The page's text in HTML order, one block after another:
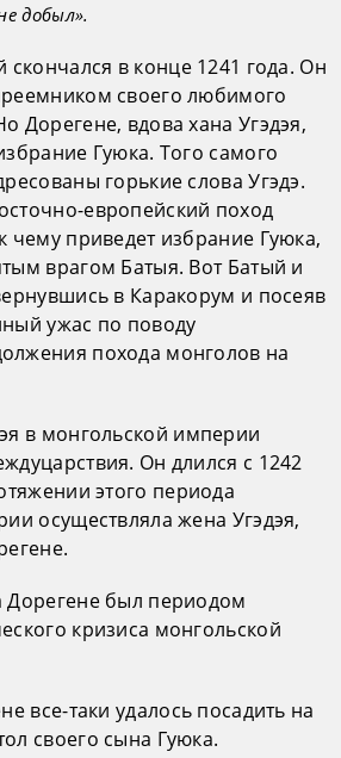
добыл».
скончался в конце 1241 года. Он
своего любимого
Дорегене, вдова хана Угэдэя,
Гуюка. Того самого
горькие слова Угэдэ.
европейский поход
чему приведет избрание Гуюка,
врагом Батыя. Вот Батый и
в Каракорум и посеяв
ужас по поводу
похода монголов на
в монгольской империи
Он длился с 1242
этого периода
осуществляла жена Угэдэя,
Дорегене был периодом
кризиса монгольской
все-таки удалось посадить на
своего сына Гуюка.